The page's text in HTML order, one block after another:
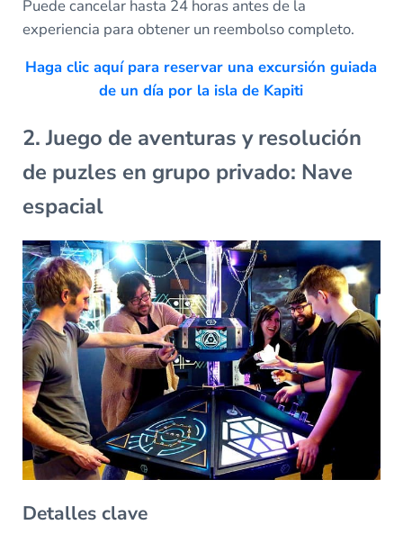
Puede cancelar hasta 24 horas antes de la
experiencia para obtener un reembolso completo.
Haga clic aquí para reservar una excursión guiada
de un día por la isla de Kapiti
2. Juego de aventuras y resolución
de puzles en grupo privado: Nave
espacial
Detalles clave